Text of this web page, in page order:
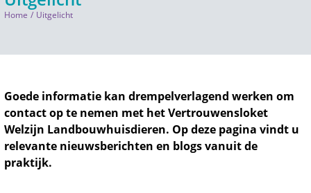
Home Uitgelicht
Goede informatie kan drempelverlagend werken om
contact op te nemen met het Vertrouwensloket
Welzijn Landbouwhuisdieren. Op deze pagina vindt u
relevante nieuwsberichten en blogs vanuit de
praktijk.